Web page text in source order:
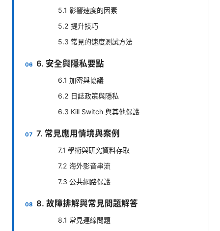
5.1 影響速度的因素
5.2 提升技巧
5.3 常見的速度測試方法
6. 安全與隱私要點
6.1 加密與協議
6.2 日誌政策與隱私
6.3 Kill Switch 與其他保護
7. 常見應用情境與案例
7.1 學術與研究資料存取
7.2 海外影音串流
7.3 公共網路保護
8. 故障排解與常見問題解答
8.1 常見連線問題